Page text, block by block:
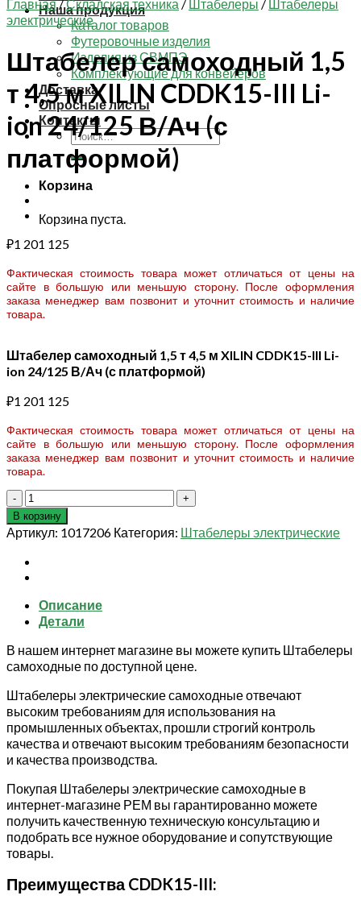
Наша продукция
Каталог товаров
Футеровочные изделия
Изделия из СВМПЭ
Комплектующие для конвейеров
Доставка
Опросные листы
Контакты
Искать:
Корзина
Корзина пуста.
Главная/Складская техника / Штабелеры / Штабелеры
электрические
Штабелер самоходный 1,5
т 4,5 м XILIN CDDK15-III Li-
ion 24/125 В/Ач (с
платформой)
₽1 201 125
Фактическая стоимость товара может отличаться от цены на
сайте в большую или меньшую сторону. После оформления
заказа менеджер вам позвонит и уточнит стоимость и наличие
товара.
Штабелер самоходный 1,5 т 4,5 м XILIN CDDK15-III Li-
ion 24/125 В/Ач (с платформой)
₽1 201 125
Фактическая стоимость товара может отличаться от цены на
сайте в большую или меньшую сторону. После оформления
заказа менеджер вам позвонит и уточнит стоимость и наличие
товара.
Количество
товара
Штабелер
самоходный
1,5
т
м
XILIN
III
Li-
24/125
В/
Ач
(с
платформой)
В корзину
Артикул: 1017206 Категория: Штабелеры электрические
Описание
Детали
В нашем интернет магазине вы можете купить Штабелеры
самоходные по доступной цене.
Штабелеры электрические самоходные отвечают
высоким требованиям для использования на
промышленных объектах, прошли строгий контроль
качества и отвечают высоким требованиям безопасности
и качества производства.
Покупая Штабелеры электрические самоходные в
интернет-магазине РЕМ вы гарантированно можете
получить качественную техническую консультацию и
подобрать все нужное оборудование и сопутствующие
товары.
Преимущества CDDK15-III: